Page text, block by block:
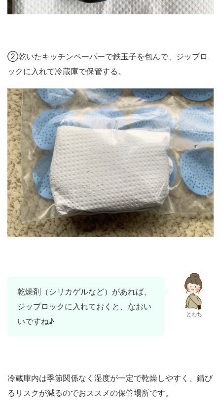
②乾いたキッチンペーパーで鉄玉子を包んで、ジップロ
ックに入れて冷蔵庫で保管する。
乾燥剤（シリカゲルなど）があれば、
ジップロックに入れておくと、なおい
いですね♪
とわち
冷蔵庫内は季節関係なく湿度が一定で乾燥しやすく、錆び
るリスクが減るのでおススメの保管場所です。